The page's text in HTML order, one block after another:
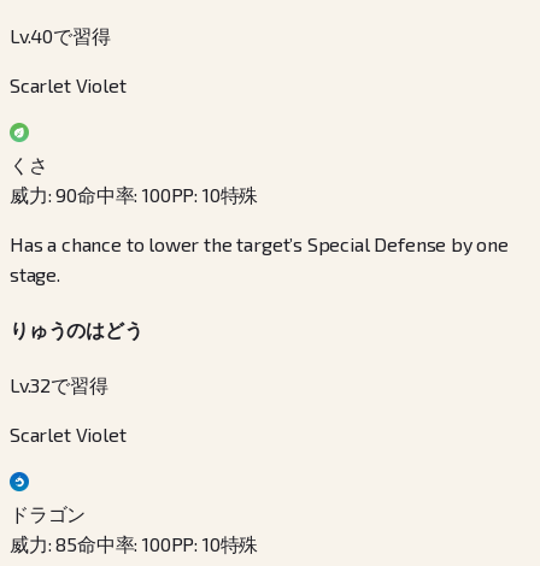
Lv.40で習得
Scarlet Violet
くさ
威力:90命中率:100PP: 10特殊
Has a chance to lower the target’s Special Defense by one
stage.
りゅうのはどう
Lv.32で習得
Scarlet Violet
ドラゴン
威力:85命中率:100PP: 10特殊